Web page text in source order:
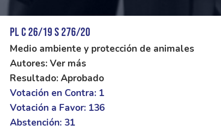
PL C 26/19 S 276/20
Medio ambiente y protección de animales
Autores: Ver más
Resultado: Aprobado
Votación en Contra: 1
Votación a Favor: 136
Abstención: 31